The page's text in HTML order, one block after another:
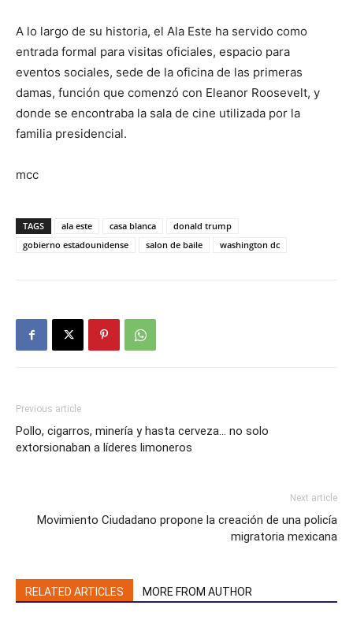
A lo largo de su historia, el Ala Este ha servido como
entrada formal para visitas oficiales, espacio para
eventos sociales, sede de la oficina de las primeras
damas, función que comenzó con Eleanor Roosevelt, y
donde se encontraba la sala de cine utilizada por la
familia presidencial.
mcc
TAGS ala este casa blanca
donald trump
gobierno estadounidense
salon de baile washington dc
Previous article
Pollo, cigarros, minería y hasta cerveza… no solo
extorsionaban a líderes limoneros
Next article
Movimiento Ciudadano propone la creación de una policía
migratoria mexicana
RELATED ARTICLES MORE FROM AUTHOR